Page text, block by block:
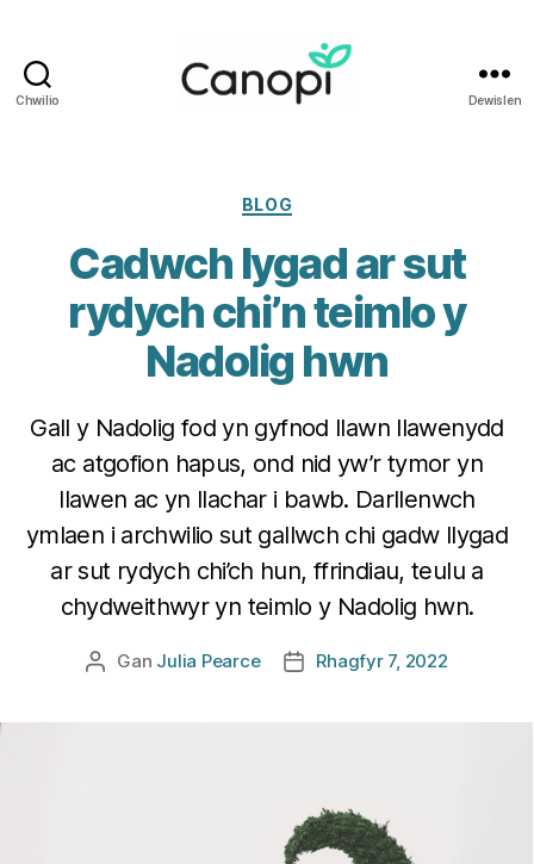
Chwilio
Iechyd
Cymru
Dewislen
Categorïau
BLOG
Cadwch lygad ar sut
rydych chi’n teimlo y
Nadolig hwn
Gall y Nadolig fod yn gyfnod llawn llawenydd
ac atgofion hapus, ond nid yw’r tymor yn
llawen ac yn llachar i bawb. Darllenwch
ymlaen i archwilio sut gallwch chi gadw llygad
ar sut rydych chi’ch hun, ffrindiau, teulu a
chydweithwyr yn teimlo y Nadolig hwn.
Awdur
Gan Julia Pearce
Dyddiad
Rhagfyr 7, 2022